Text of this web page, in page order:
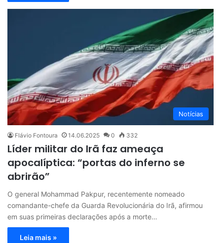
Notícias
Flávio Fontoura 14.06.2025 0 332
Líder militar do Irã faz ameaça
apocalíptica: “portas do inferno se
abrirão”
O general Mohammad Pakpur, recentemente nomeado
comandante-chefe da Guarda Revolucionária do Irã, afirmou
em suas primeiras declarações após a morte…
Leia mais »